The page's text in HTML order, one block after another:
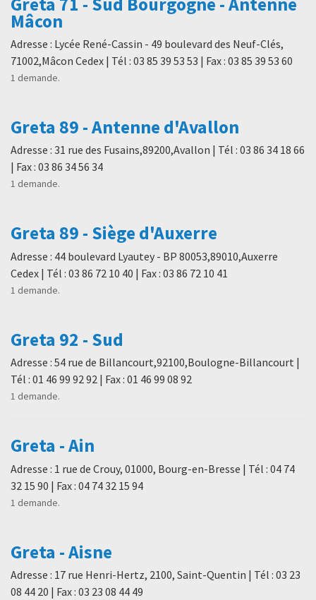
Mâcon
Adresse : Lycée René-Cassin - 49 boulevard des Neuf-Clés,
71002,Mâcon Cedex | Tél : 03 85 39 53 53 | Fax : 03 85 39 53 60
1 demande.
Greta 89 - Antenne d'Avallon
Adresse : 31 rue des Fusains,89200,Avallon | Tél : 03 86 34 18 66
| Fax : 03 86 34 56 34
1 demande.
Greta 89 - Siège d'Auxerre
Adresse : 44 boulevard Lyautey - BP 80053,89010,Auxerre
Cedex | Tél : 03 86 72 10 40 | Fax : 03 86 72 10 41
1 demande.
Greta 92 - Sud
Adresse : 54 rue de Billancourt,92100,Boulogne-Billancourt |
Tél : 01 46 99 92 92 | Fax : 01 46 99 08 92
1 demande.
Greta - Ain
Adresse : 1 rue de Crouy, 01000, Bourg-en-Bresse | Tél : 04 74
32 15 90 | Fax : 04 74 32 15 94
1 demande.
Greta - Aisne
Adresse : 17 rue Henri-Hertz, 2100, Saint-Quentin | Tél : 03 23
08 44 20 | Fax : 03 23 08 44 49